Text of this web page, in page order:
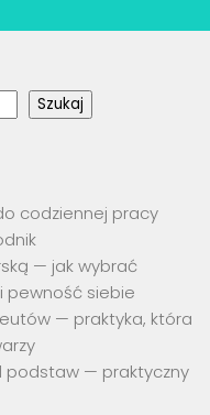
Szukaj
codziennej pracy
— jak wybrać
pewność siebie
— praktyka, która
podstaw — praktyczny